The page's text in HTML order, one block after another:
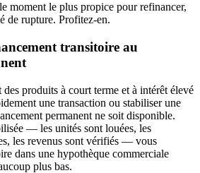
moment le plus propice pour refinancer,
de rupture. Profitez-en.
transitoire au
produits à court terme et à intérêt élevé
une transaction ou stabiliser une
permanent ne soit disponible.
— les unités sont louées, les
les revenus sont vérifiés — vous
dans une hypothèque commerciale
plus bas.